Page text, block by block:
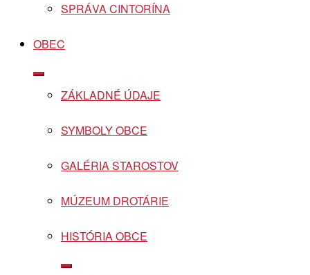
SPRÁVA CINTORÍNA
OBEC
Show
menu ZÁKLADNÉ ÚDAJE
SYMBOLY OBCE
GALÉRIA STAROSTOV
MÚZEUM DROTÁRIE
HISTÓRIA OBCE
Show